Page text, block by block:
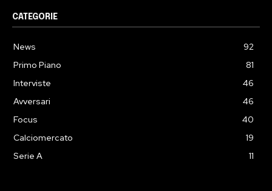
CATEGORIE
News
92
Primo Piano
81
Interviste
46
Avversari
46
Focus
40
Calciomercato
19
Serie A
11